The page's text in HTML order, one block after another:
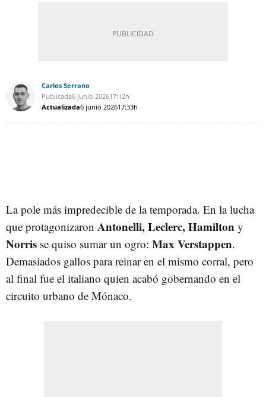
Carlos Serrano
Publicada6 junio 202617:12h
Actualizada6 junio 202617:33h
La pole más impredecible de la temporada. En la lucha
que protagonizaron Antonelli, Leclerc, Hamilton y
Norris se quiso sumar un ogro: Max Verstappen.
Demasiados gallos para reinar en el mismo corral, pero
al final fue el italiano quien acabó gobernando en el
circuito urbano de Mónaco.